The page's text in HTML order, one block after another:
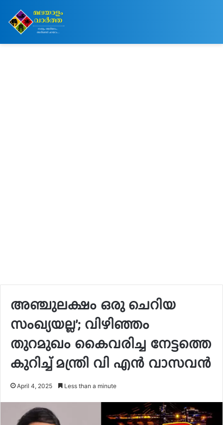
അഞ്ചുലക്ഷം ഒരു ചെറിയ
സംഖ്യയല്ല’; വിഴിഞ്ഞം
തുറമുഖം കൈവരിച്ച നേട്ടത്തെ
കുറിച്ച് മന്ത്രി വി എൻ വാസവൻ
April 4, 2025 Less than a minute